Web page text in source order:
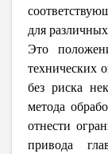
для
Это
технических
без риска
метода
отнести
привода